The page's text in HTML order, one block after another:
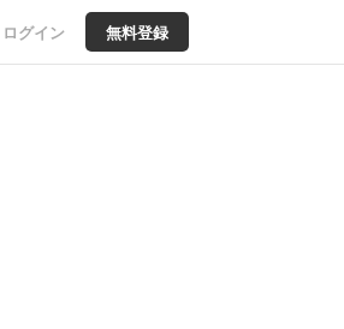
ログイン 無料登録